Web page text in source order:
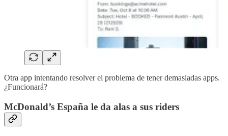
Otra app intentando resolver el problema de tener demasiadas apps.
¿Funcionará?
McDonald’s España le da alas a sus riders